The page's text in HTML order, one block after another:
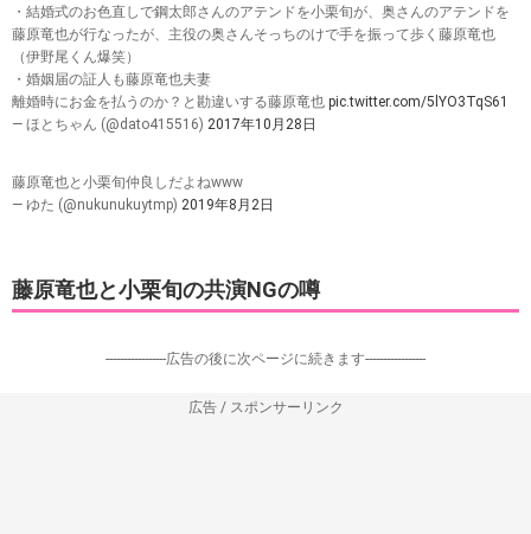
・結婚式のお色直しで鋼太郎さんのアテンドを小栗旬が、奥さんのアテンドを
藤原竜也が行なったが、主役の奥さんそっちのけで手を振って歩く藤原竜也
（伊野尾くん爆笑）
・婚姻届の証人も藤原竜也夫妻
離婚時にお金を払うのか？と勘違いする藤原竜也 pic.twitter.com/5lYO3TqS61
— ほとちゃん (@dato415516) 2017年10月28日
藤原竜也と小栗旬仲良しだよねwww
— ゆた (@nukunukuytmp) 2019年8月2日
藤原竜也と小栗旬の共演NGの噂
-----------------広告の後に次ページに続きます-----------------
広告 / スポンサーリンク